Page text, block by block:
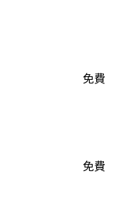
免費
免費